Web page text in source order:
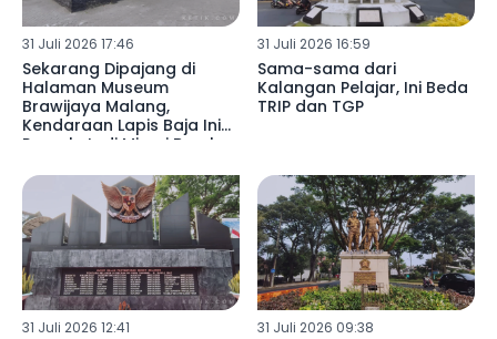
31 Juli 2026 17:46
Sekarang Dipajang di
Halaman Museum
Brawijaya Malang,
Kendaraan Lapis Baja Ini
Pernah Jadi Mimpi Buruk
31 Juli 2026 16:59
Sama-sama dari
Kalangan Pelajar, Ini Beda
TRIP dan TGP
31 Juli 2026 12:41 31 Juli 2026 09:38